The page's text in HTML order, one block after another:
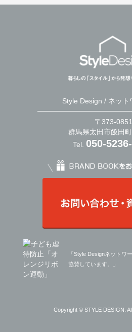
Style Design / ネット
〒373-0851
群馬県太田市飯田
Tel. 050-
「Style Designネットワ
協賛しています。」
Copyright © STYLE DESIGN.